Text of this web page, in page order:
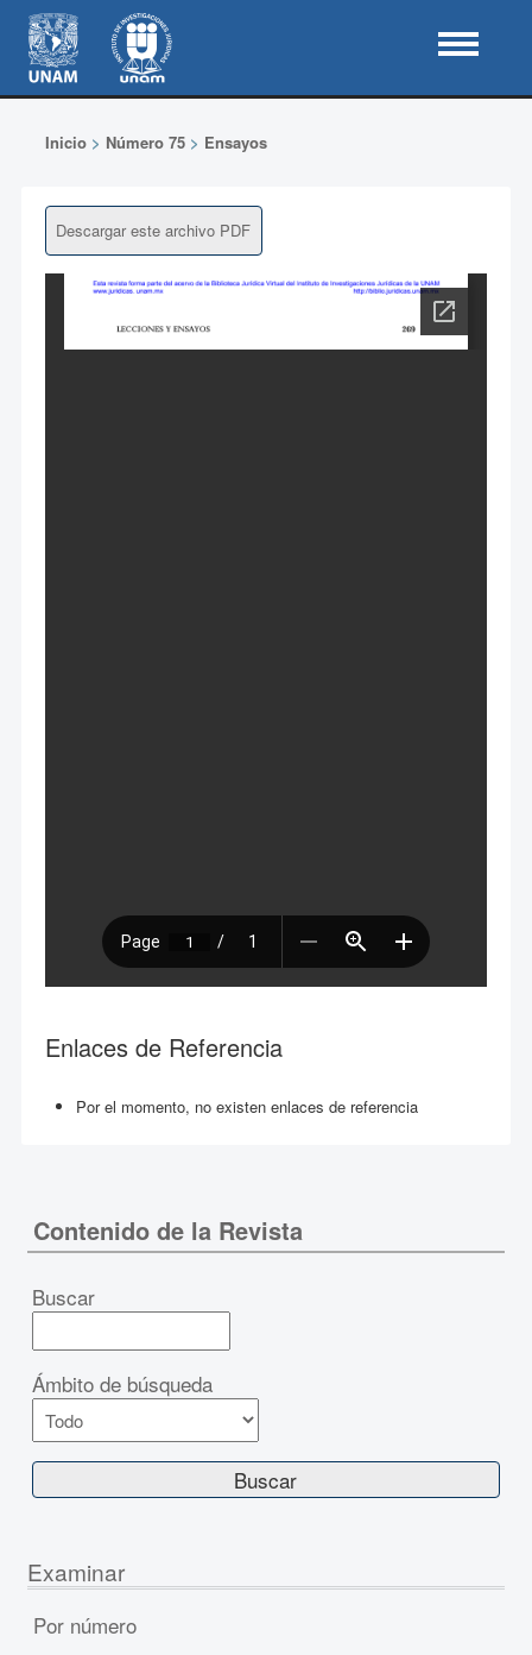
Inicio> Número 75> Ensayos
Descargar este archivo PDF
Enlaces de Referencia
Por el momento, no existen enlaces de referencia
Contenido de la Revista
Buscar
Ámbito de búsqueda
Examinar
Por número